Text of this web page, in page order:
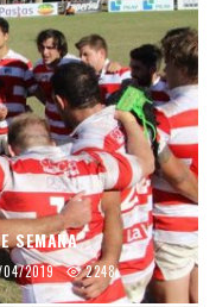
SEMANA
2019 2248